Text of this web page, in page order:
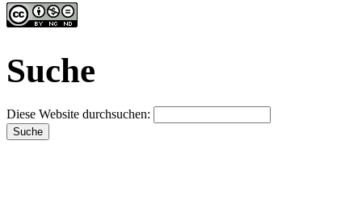
Suche
Diese Website durchsuchen: